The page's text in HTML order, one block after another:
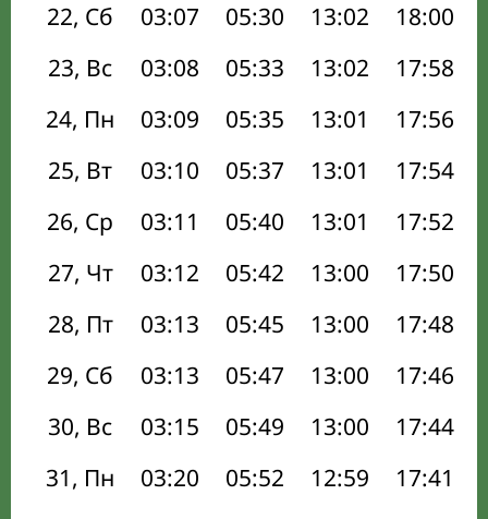
22, Сб
03:07 05:30 13:02 18:00
23, Вс
03:08 05:33 13:02 17:58
24, Пн
03:09 05:35 13:01 17:56
25, Вт
03:10 05:37 13:01 17:54
26, Ср
03:11 05:40 13:01 17:52
27, Чт
03:12 05:42 13:00 17:50
28, Пт
03:13 05:45 13:00 17:48
29, Сб
03:13 05:47 13:00 17:46
30, Вс
03:15 05:49 13:00 17:44
31, Пн
03:20 05:52 12:59 17:41